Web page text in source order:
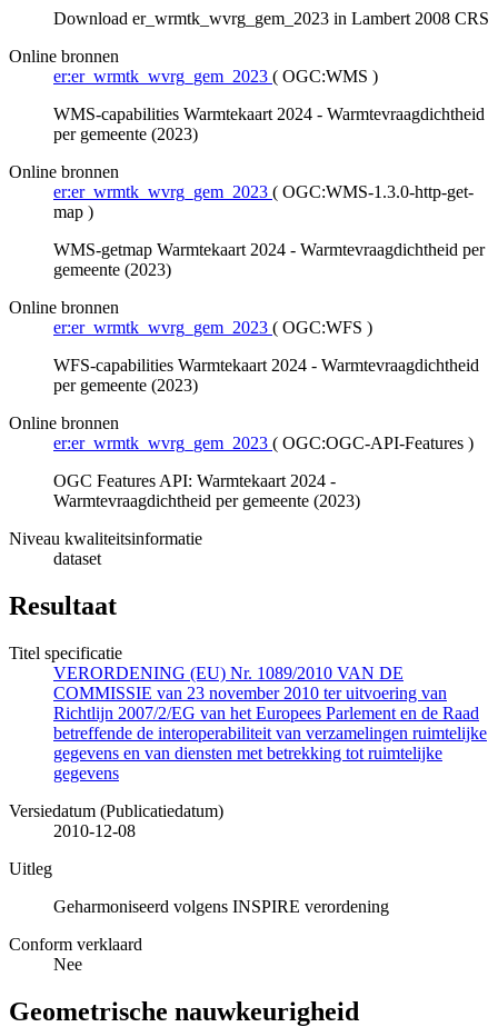
Download er_wrmtk_wvrg_gem_2023 in Lambert 2008 CRS
Online bronnen
er:er_wrmtk_wvrg_gem_2023 ( OGC:WMS )
WMS-capabilities Warmtekaart 2024 - Warmtevraagdichtheid
per gemeente (2023)
Online bronnen
er:er_wrmtk_wvrg_gem_2023 ( OGC:WMS-1.3.0-http-get-
map )
WMS-getmap Warmtekaart 2024 - Warmtevraagdichtheid per
gemeente (2023)
Online bronnen
er:er_wrmtk_wvrg_gem_2023 ( OGC:WFS )
WFS-capabilities Warmtekaart 2024 - Warmtevraagdichtheid
per gemeente (2023)
Online bronnen
er:er_wrmtk_wvrg_gem_2023 ( OGC:OGC-API-Features )
OGC Features API: Warmtekaart 2024 -
Warmtevraagdichtheid per gemeente (2023)
Niveau kwaliteitsinformatie
dataset
Resultaat
Titel specificatie
VERORDENING (EU) Nr. 1089/2010 VAN DE
COMMISSIE van 23 november 2010 ter uitvoering van
Richtlijn 2007/2/EG van het Europees Parlement en de Raad
betreffende de interoperabiliteit van verzamelingen ruimtelijke
gegevens en van diensten met betrekking tot ruimtelijke
gegevens
Versiedatum (Publicatiedatum)
2010-12-08
Uitleg
Geharmoniseerd volgens INSPIRE verordening
Conform verklaard
Nee
Geometrische nauwkeurigheid